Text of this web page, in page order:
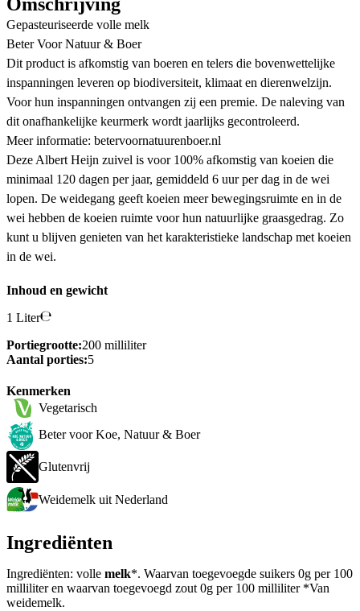
Gepasteuriseerde volle melk
Beter Voor Natuur & Boer
Dit product is afkomstig van boeren en telers die bovenwettelijke
inspanningen leveren op biodiversiteit, klimaat en dierenwelzijn.
Voor hun inspanningen ontvangen zij een premie. De naleving van
dit onafhankelijke keurmerk wordt jaarlijks gecontroleerd.
Meer informatie: betervoornatuurenboer.nl
Deze Albert Heijn zuivel is voor 100% afkomstig van koeien die
minimaal 120 dagen per jaar, gemiddeld 6 uur per dag in de wei
lopen. De weidegang geeft koeien meer bewegingsruimte en in de
wei hebben de koeien ruimte voor hun natuurlijke graasgedrag. Zo
kunt u blijven genieten van het karakteristieke landschap met koeien
in de wei.
Inhoud en gewicht
1 Liter
Portiegrootte:200 milliliter
Aantal porties:5
Kenmerken
Vegetarisch
Beter voor Koe, Natuur & Boer
Glutenvrij
Weidemelk uit Nederland
Ingrediënten
Ingrediënten: volle melk*. Waarvan toegevoegde suikers 0g per 100
milliliter en waarvan toegevoegd zout 0g per 100 milliliter *Van
weidemelk.